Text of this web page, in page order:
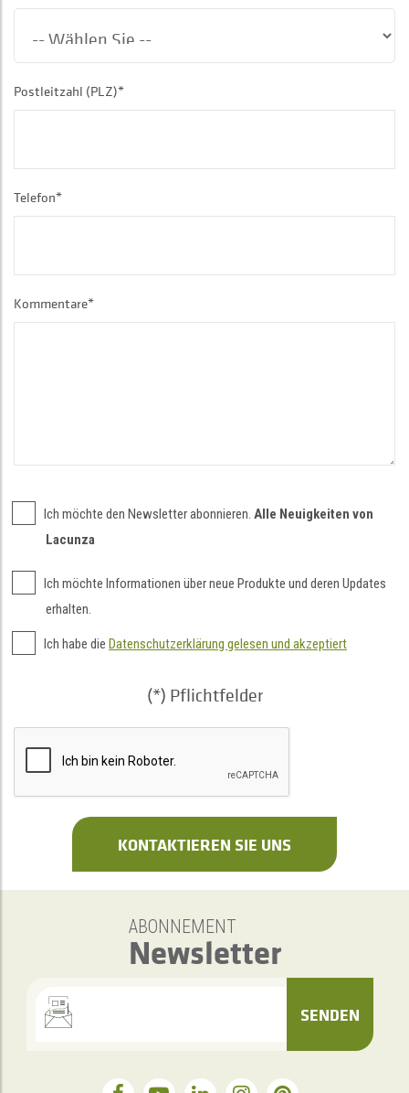
Postleitzahl (PLZ)*
Telefon*
Kommentare*
Ich möchte den Newsletter abonnieren. Alle Neuigkeiten von
Lacunza
Ich möchte Informationen über neue Produkte und deren Updates
erhalten.
Ich habe die Datenschutzerklärung gelesen und akzeptiert
(*) Pflichtfelder
KONTAKTIEREN SIE UNS
ABONNEMENT
Newsletter
SENDEN